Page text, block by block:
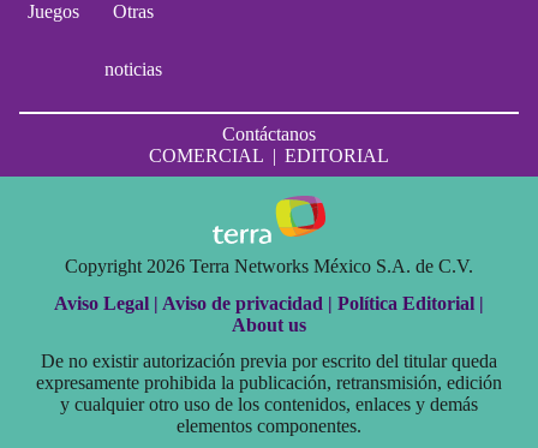
Juegos Otras
noticias
Contáctanos
COMERCIAL | EDITORIAL
Copyright 2026 Terra Networks México S.A. de C.V.
Aviso Legal | Aviso de privacidad | Política Editorial |
About us
De no existir autorización previa por escrito del titular queda
expresamente prohibida la publicación, retransmisión, edición
y cualquier otro uso de los contenidos, enlaces y demás
elementos componentes.